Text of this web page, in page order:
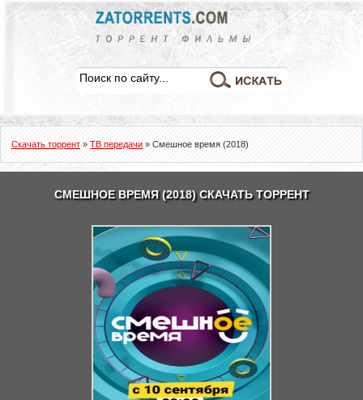
Скачать торрент » ТВ передачи » Смешное время (2018)
СМЕШНОЕ ВРЕМЯ (2018) СКАЧАТЬ ТОРРЕНТ